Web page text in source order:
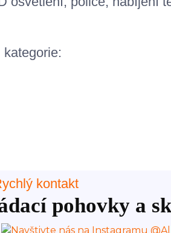
kontakt
pohovky a